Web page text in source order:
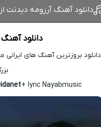
دانلود آهنگ آرزومه دیدنت
دانلود
دانلود بروزترین آهنگ های
+ lyric Nayabmusic